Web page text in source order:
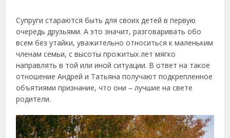
Супруги стараются быть для своих детей в первую
очередь друзьями. А это значит, разговаривать обо
всем без утайки, уважительно относиться к маленьким
членам семьи, с высоты прожитых лет мягко
направлять в той или иной ситуации. В ответ на такое
отношение Андрей и Татьяна получают подкрепленное
объятиями признание, что они – лучшие на свете
родители.